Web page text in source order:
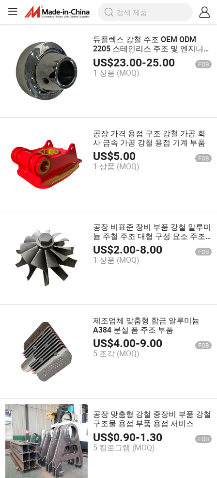
듀플렉스 강철 주조 OEM ODM
2205 스테인리스 주조 및 엔지니어
링 밀링 케이스 커버 주조 부품
US$23.00-25.00 FOB
1 상품 (MOQ)
공장 가격 용접 구조 강철 가공 회
사 금속 가공 강철 용접 기계 부품
US$5.00 FOB
1 상품 (MOQ)
공장 비표준 장비 부품 강철 알루미
늄 주철 주조 대형 구성 요소 주조
서비스
US$2.00-8.00 FOB
1 상품 (MOQ)
제조업체 맞춤형 합금 알루미늄
A384 분실 폼 주조 부품
US$4.00-9.00 FOB
5 조각 (MOQ)
공장 맞춤형 강철 중장비 부품 강철
구조물 용접 부품 용접 서비스
US$0.90-1.30 FOB
5 킬로그램 (MOQ)